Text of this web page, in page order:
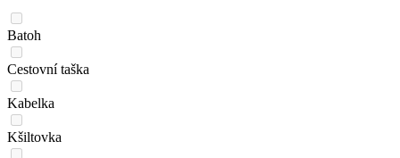
Batoh
Cestovní taška
Kabelka
Kšiltovka